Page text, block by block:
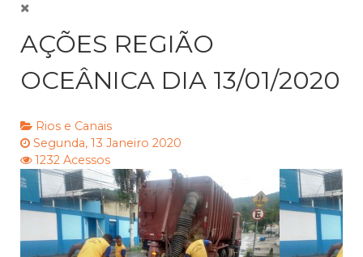
AÇÕES REGIÃO
OCEÂNICA DIA 13/01/2020
Rios e Canais
Segunda, 13 Janeiro 2020
1232 Acessos